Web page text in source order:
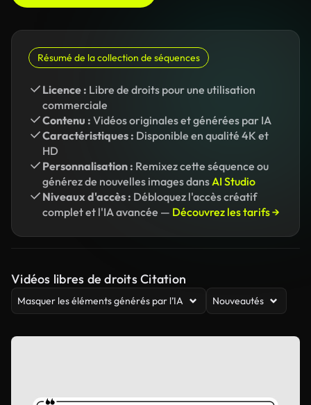
Résumé de la collection de séquences
Licence : Libre de droits pour une utilisation
commerciale
Contenu : Vidéos originales et générées par IA
Caractéristiques : Disponible en qualité 4K et
HD
Personnalisation : Remixez cette séquence ou
générez de nouvelles images dansAI Studio
Niveaux d'accès : Débloquez l'accès créatif
complet et l'IA avancée — Découvrez les tarifs →
Vidéos libres de droits Citation
Masquer les éléments générés par l’IA Nouveautés